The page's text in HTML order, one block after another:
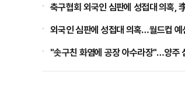
축구협회 외국인 심판에 성접대 의혹,
외국인 심판에 성접대 의혹…월드컵 예
"솟구친 화염에 공장 아수라장"…양주